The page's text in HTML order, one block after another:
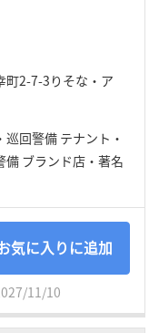
町2-7-3りそな・ア
回警備 テナント・
備 ブランド店・著名
気に入りに追加
11/10